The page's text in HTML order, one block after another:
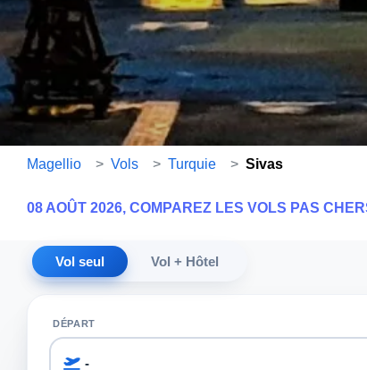
Magellio > Vols > Turquie > Sivas
08 AOÛT 2026, COMPAREZ LES VOLS PAS
Vol seul Vol + Hôtel
DÉPART